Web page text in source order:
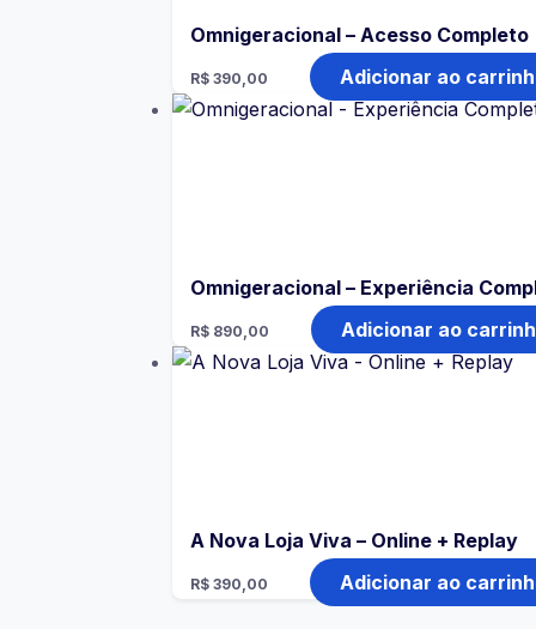
Omnigeracional – Acesso Completo
R$ 390,00 Adicionar ao
Omnigeracional – Experiência
R$ 890,00 Adicionar ao
A Nova Loja Viva – Online + Replay
R$ 390,00 Adicionar ao